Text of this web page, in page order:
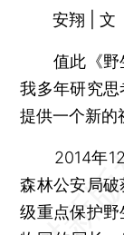
安翔 | 文
值此《野生
我多年研究
提供一个新的
2014年12
森林公安局
级重点保护